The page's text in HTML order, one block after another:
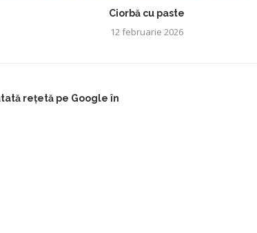
Ciorbă cu paste
12 februarie 2026
rețetă pe Google în